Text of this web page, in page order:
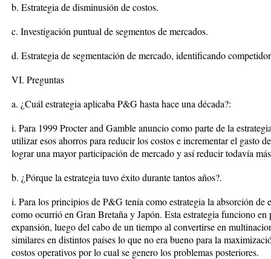
b. Estrategia de disminusión de costos.
c. Investigación puntual de segmentos de mercados.
d. Estrategia de segmentación de mercado, identificando
VI. Preguntas
a. ¿Cuál estrategia aplicaba P&G hasta hace una década?:
i. Para 1999 Procter and Gamble anuncio como parte de la
utilizar esos ahorros para reducir los costos e incrementar el gasto
lograr una mayor participación de mercado y así reducir todavía
b. ¿Pórque la estrategia tuvo éxito durante tantos años?.
i. Para los principios de P&G tenía como estrategia la absorción de
como ocurrió en Gran Bretaña y Japón. Esta estrategia funciono
expansión, luego del cabo de un tiempo al convertirse en
similares en distintos países lo que no era bueno para la
costos operativos por lo cual se genero los problemas posteriores.